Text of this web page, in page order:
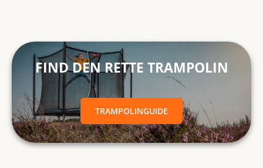
FIND DEN RETTE TRAMPOLINTRAMPOLINGUIDE
FIND DEN RETTE TRAMPOLIN
TRAMPOLINGUIDE